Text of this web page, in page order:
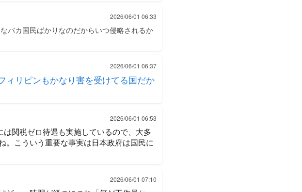
2026/06/01 06:33
バカ国民ばかりなのだからいつ侵略されるか
2026/06/01 06:37
ィリピンもかなり害を受けてる国だか
2026/06/01 06:53
関税ゼロ待遇も実施しているので、大多
。こういう重要な事実は日本政府は国民に
2026/06/01 07:10